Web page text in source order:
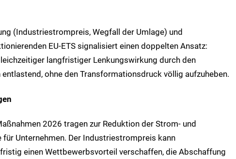
(Industriestrompreis, Wegfall der Umlage) und
EU‑ETS signalisiert einen doppelten Ansatz:
langfristiger Lenkungswirkung durch den
entlastend, ohne den Transformationsdruck völlig aufzuheben.
2026 tragen zur Reduktion der Strom‑ und
Unternehmen. Der Industriestrompreis kann
einen Wettbewerbsvorteil verschaffen, die Abschaffung